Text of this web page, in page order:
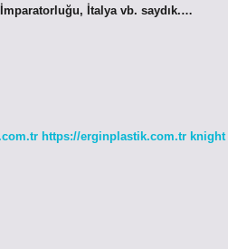
İtalya vb. saydık.…
https://erginplastik.com.tr